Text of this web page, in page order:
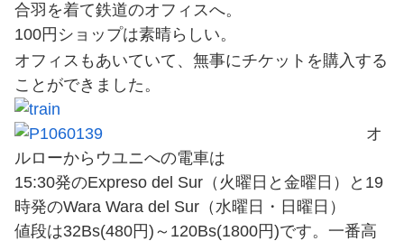
合羽を着て鉄道のオフィスへ。
100円ショップは素晴らしい。
オフィスもあいていて、無事にチケットを購入する
ことができました。
オ
ルローからウユニへの電車は
15:30発のExpreso del Sur（火曜日と金曜日）と19
時発のWara Wara del Sur（水曜日・日曜日）
値段は32Bs(480円)～120Bs(1800円)です。一番高